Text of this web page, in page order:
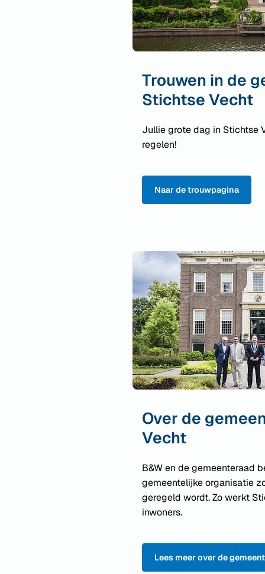
Trouwen in de
Stichtse Vecht
Jullie grote dag in Stichtse
regelen!
Naar de trouwpagina
Over de
Vecht
B&W en de gemeenteraad
gemeentelijke organisatie
geregeld wordt. Zo werkt
inwoners.
Lees meer over de